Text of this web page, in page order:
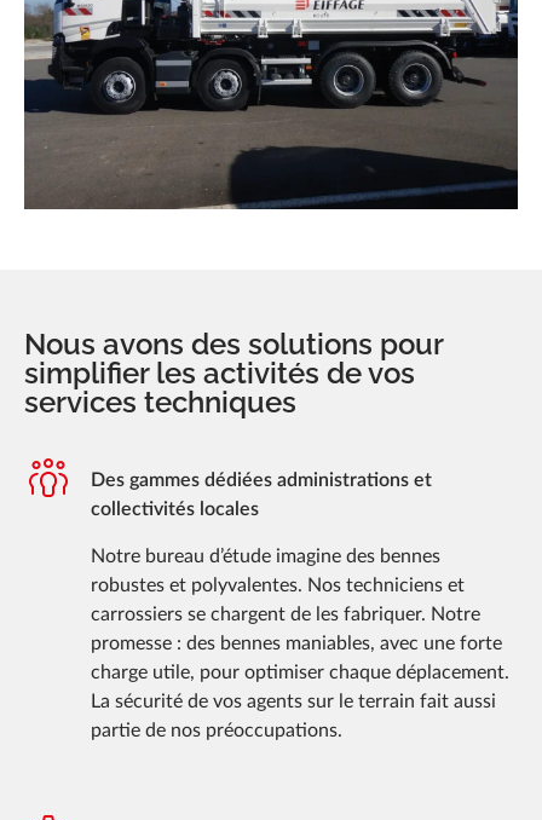
Nous avons des solutions pour
simplifier les activités de vos
services techniques
Des gammes dédiées administrations et
collectivités locales
Notre bureau d’étude imagine des bennes
robustes et polyvalentes. Nos techniciens et
carrossiers se chargent de les fabriquer. Notre
promesse : des bennes maniables, avec une forte
charge utile, pour optimiser chaque déplacement.
La sécurité de vos agents sur le terrain fait aussi
partie de nos préoccupations.